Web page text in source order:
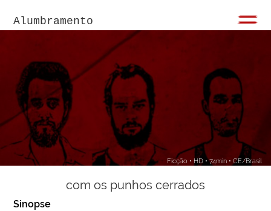
Alumbramento
com os punhos cerrados
Ficção • HD • 74min • CE/Brasil
Sinopse